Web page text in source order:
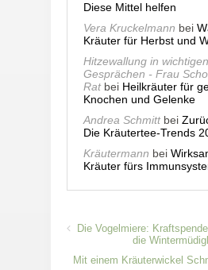
Diese Mittel helfen
Vera Kruckelmann bei
Kräuter für Herbst und
Hitzewallung in
Gesprächen - Frau
Ratbei Heilkräuter für
Knochen und Gelenke
Andrea Schmittbei
Die Kräutertee-Trends
Kräutermann bei
Kräuter fürs
Die Vogelmiere:
die
Mit einem Kräuterwickel